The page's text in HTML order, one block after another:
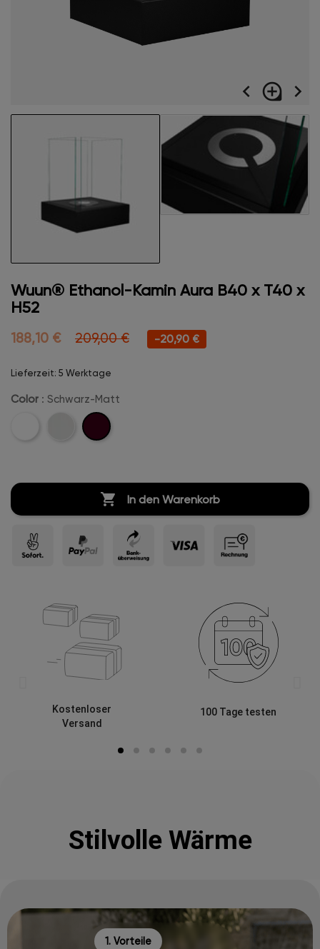
navigate_before loupe navigate_next
Wuun® Ethanol-Kamin Aura B40 x T40 x
H52
188,10 € 209,00 € -20,90 €
Lieferzeit: 5 Werktage
Color : Schwarz-Matt
Schwarz-
Matt
 In den Warenkorb
Kostenloser
Versand
100 Tage testen
Stilvolle Wärme
1. Vorteile